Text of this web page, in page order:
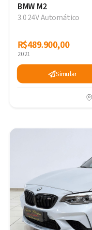
BMW M2
3.0 24V Automático
R$489.900,00
R$489.900,00
2021
Simular